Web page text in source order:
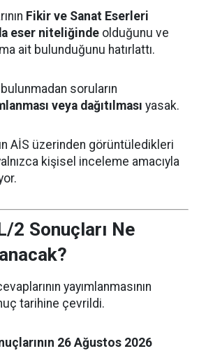
Fikir ve Sanat Eserleri
eser niteliğinde olduğunu ve
ait bulunduğunu hatırlattı.
bulunmadan soruların
veya dağıtılması yasak.
AİS üzerinden görüntüledikleri
kişisel inceleme amacıyla
2 Sonuçları Ne
yayımlanmasının
tarihine çevrildi.
26 Ağustos 2026